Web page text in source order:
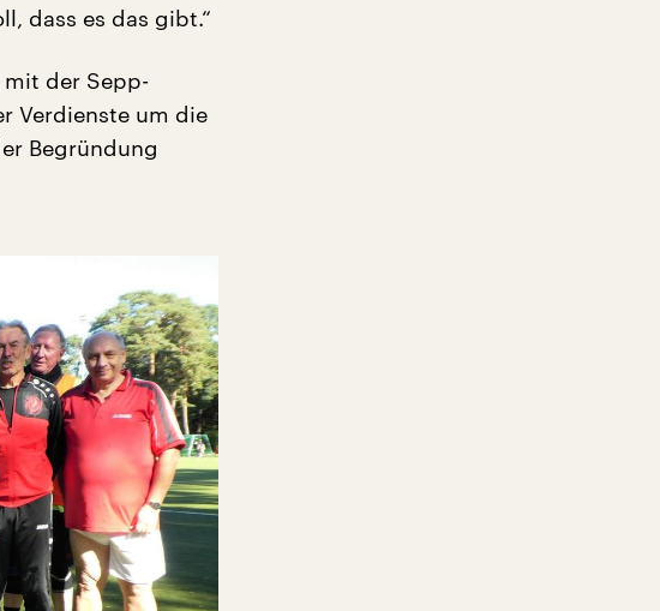
dass es das gibt.“
mit der Sepp-
Verdienste um die
Begründung